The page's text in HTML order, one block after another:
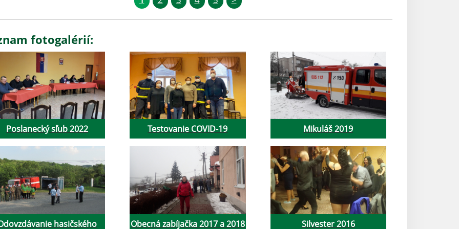
fotogalérií:
Poslanecký sľub 2022 Testovanie COVID-19 Mikuláš 2019
hasičského Obecná zabíjačka 2017 a 2018 Silvester 2016